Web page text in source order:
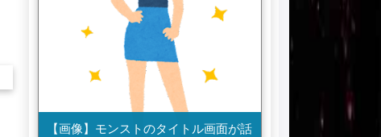
【画像】モンストのタイトル画面が話